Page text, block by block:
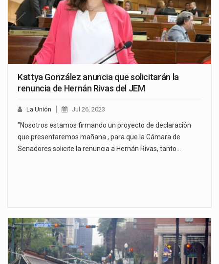
Kattya González anuncia que solicitarán la
renuncia de Hernán Rivas del JEM
La Unión Jul 26, 2023
"Nosotros estamos firmando un proyecto de declaración
que presentaremos mañana , para que la Cámara de
Senadores solicite la renuncia a Hernán Rivas, tanto…